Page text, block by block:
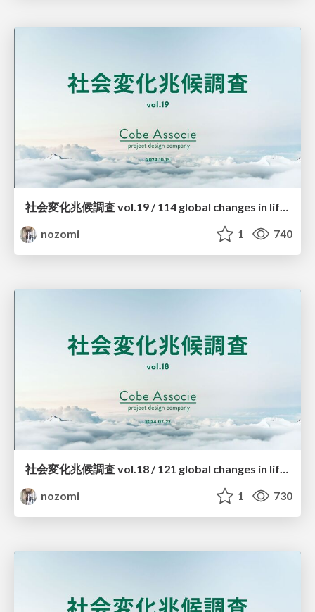
社会変化兆候調査 vol.19 / 114 global changes in lifestyle 2024 vol.19
nozomi
1 740
社会変化兆候調査 vol.18 / 121 global changes in lifestyle 2024 vol.18
nozomi
1 730